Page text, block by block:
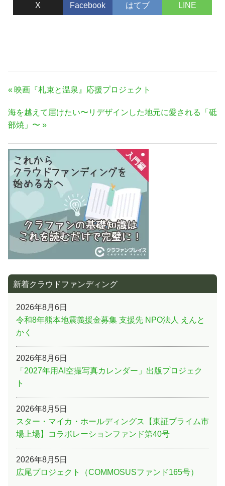
X
Facebook はてブ LINE
投
ナ
ビ
ゲ
ー
シ
ョ
ン
前
記
事:
映画『札束と温泉』応援プロジェクト
次
の
事:
海を越えて届けたい〜リデザインした地元に愛される「砥
部焼」〜
新着クラウドファンディング
2026年8月6日
令和8年熊本地震義援金募集 支援先 NPO法人 えんと
かく
2026年8月6日
「2027年用AI空撮写真カレンダー」出版プロジェク
ト
2026年8月5日
スター・マイカ・ホールディングス【東証プライム市
場上場】コラボレーションファンド第40号
2026年8月5日
広尾プロジェクト（COMMOSUSファンド165号）